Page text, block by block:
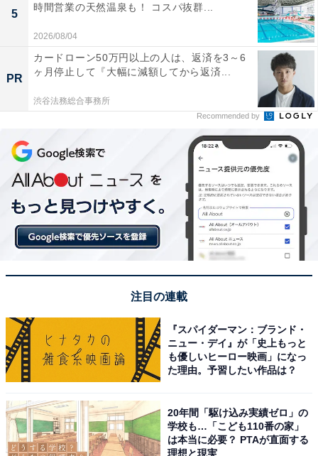
5
時間営業の天然温泉も！ コスパ抜群...
2026/08/04
PR
カードローン50万円以上の人は、返済を3～6
ヶ月停止して『大幅に減額してから返済...
渋谷法務総合事務所
Recommended by
注目の連載
『スパイダーマン：ブランド・
ニュー・デイ』が「史上もっと
も優しいヒーロー映画」になっ
た理由。予習したい作品は？
20年間「駆け込み実績ゼロ」の
学校も…「こども110番の家」
は本当に必要？ PTAが直面する
理想と現実